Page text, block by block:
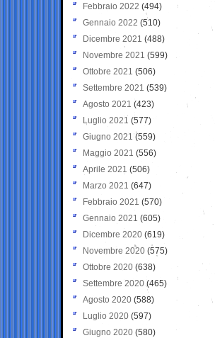
Febbraio 2022 (494)
Gennaio 2022 (510)
Dicembre 2021 (488)
Novembre 2021 (599)
Ottobre 2021 (506)
Settembre 2021 (539)
Agosto 2021 (423)
Luglio 2021 (577)
Giugno 2021(559)
Maggio 2021 (556)
Aprile 2021 (506)
Marzo 2021 (647)
Febbraio 2021 (570)
Gennaio 2021 (605)
Dicembre 2020 (619)
Novembre 2020 (575)
Ottobre 2020 (638)
Settembre 2020(465)
Agosto 2020 (588)
Luglio 2020 (597)
Giugno 2020 (580)